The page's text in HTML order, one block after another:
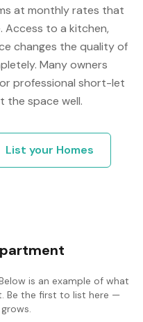
at monthly rates that
Access to a kitchen,
changes the quality of
Many owners
professional short-let
the space well.
List your Homes
is an example of what
Be the first to list here —